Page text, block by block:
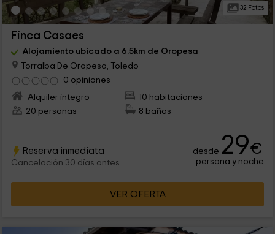
32 Fotos
Finca Casaes
Alojamiento ubicado a 6.5km de Oropesa
Torralba De Oropesa, Toledo
0 opiniones
Alquiler íntegro
10 habitaciones
20 personas
8 baños
Reserva inmediata
Cancelación 30 días antes
desde 29€
persona y noche
VER OFERTA